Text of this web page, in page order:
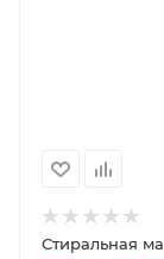
Стиральная